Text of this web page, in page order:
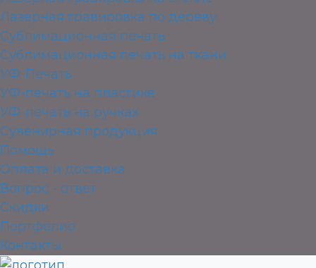
Лазерная гравировка по дереву
Сублимационная печать
Сублимационная печать на ткани
УФ-Печать
УФ-печать на пластике
УФ-печать на ручках
Сувенирная продукция
Помощь
Оплата и доставка
Вопрос - ответ
Скидки
Портфолио
Контакты